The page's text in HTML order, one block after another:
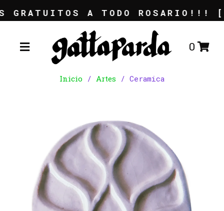
GRATUITOS A TODO ROSARIO!!! [
0
Inicio / Artes / Ceramica